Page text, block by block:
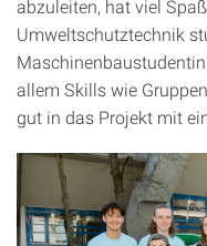
abzuleiten, hat viel
Umweltschutztechnik
allem Skills wie
gut in das Projekt mit